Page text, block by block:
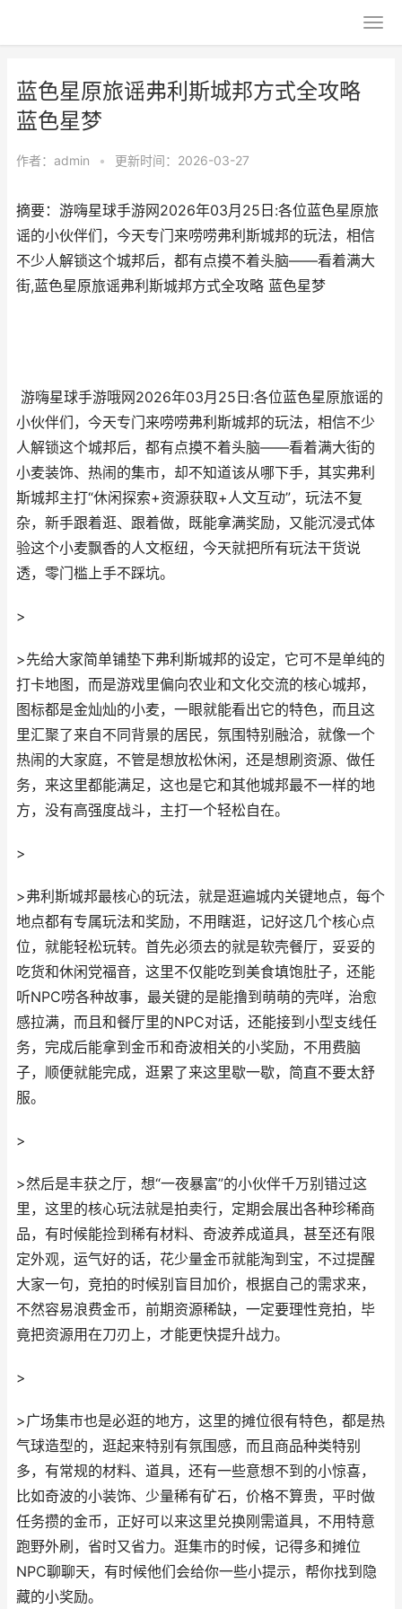
蓝色星原旅谣弗利斯城邦方式全攻略
蓝色星梦
作者： admin • 更新时间：2026-03-27
摘要：游嗨星球手游网2026年03月25日:各位蓝色星原旅
谣的小伙伴们，今天专门来唠唠弗利斯城邦的玩法，相信
不少人解锁这个城邦后，都有点摸不着头脑——看着满大
街,蓝色星原旅谣弗利斯城邦方式全攻略 蓝色星梦
游嗨星球手游哦网2026年03月25日:各位蓝色星原旅谣的
小伙伴们，今天专门来唠唠弗利斯城邦的玩法，相信不少
人解锁这个城邦后，都有点摸不着头脑——看着满大街的
小麦装饰、热闹的集市，却不知道该从哪下手，其实弗利
斯城邦主打“休闲探索+资源获取+人文互动”，玩法不复
杂，新手跟着逛、跟着做，既能拿满奖励，又能沉浸式体
验这个小麦飘香的人文枢纽，今天就把所有玩法干货说
透，零门槛上手不踩坑。
>
>先给大家简单铺垫下弗利斯城邦的设定，它可不是单纯的
打卡地图，而是游戏里偏向农业和文化交流的核心城邦，
图标都是金灿灿的小麦，一眼就能看出它的特色，而且这
里汇聚了来自不同背景的居民，氛围特别融洽，就像一个
热闹的大家庭，不管是想放松休闲，还是想刷资源、做任
务，来这里都能满足，这也是它和其他城邦最不一样的地
方，没有高强度战斗，主打一个轻松自在。
>
>弗利斯城邦最核心的玩法，就是逛遍城内关键地点，每个
地点都有专属玩法和奖励，不用瞎逛，记好这几个核心点
位，就能轻松玩转。首先必须去的就是软壳餐厅，妥妥的
吃货和休闲党福音，这里不仅能吃到美食填饱肚子，还能
听NPC唠各种故事，最关键的是能撸到萌萌的壳咩，治愈
感拉满，而且和餐厅里的NPC对话，还能接到小型支线任
务，完成后能拿到金币和奇波相关的小奖励，不用费脑
子，顺便就能完成，逛累了来这里歇一歇，简直不要太舒
服。
>
>然后是丰获之厅，想“一夜暴富”的小伙伴千万别错过这
里，这里的核心玩法就是拍卖行，定期会展出各种珍稀商
品，有时候能捡到稀有材料、奇波养成道具，甚至还有限
定外观，运气好的话，花少量金币就能淘到宝，不过提醒
大家一句，竞拍的时候别盲目加价，根据自己的需求来，
不然容易浪费金币，前期资源稀缺，一定要理性竞拍，毕
竟把资源用在刀刃上，才能更快提升战力。
>
>广场集市也是必逛的地方，这里的摊位很有特色，都是热
气球造型的，逛起来特别有氛围感，而且商品种类特别
多，有常规的材料、道具，还有一些意想不到的小惊喜，
比如奇波的小装饰、少量稀有矿石，价格不算贵，平时做
任务攒的金币，正好可以来这里兑换刚需道具，不用特意
跑野外刷，省时又省力。逛集市的时候，记得多和摊位
NPC聊聊天，有时候他们会给你一些小提示，帮你找到隐
藏的小奖励。